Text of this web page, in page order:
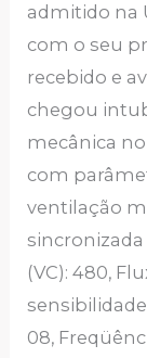
admitido na
com o seu
recebido e
chegou
mecânica
com
ventilação
(VC): 480,
08,